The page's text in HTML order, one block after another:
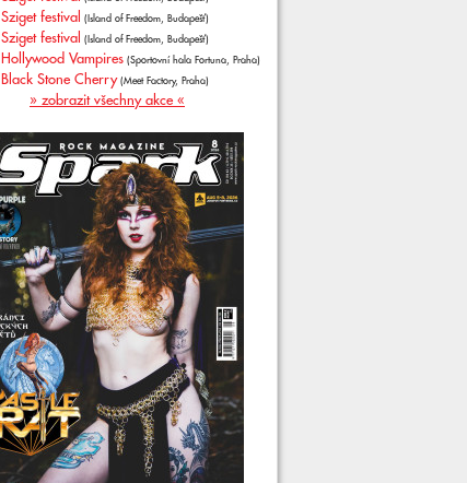
Sziget festival (Island of Freedom, Budapešť)
Sziget festival (Island of Freedom, Budapešť)
Hollywood Vampires (Sportovní hala Fortuna, Praha)
Black Stone Cherry (Meet Factory, Praha)
» zobrazit všechny akce «